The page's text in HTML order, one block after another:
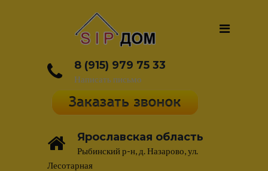
8 (915) 979 75 33
Написать письмо
Ярославская область
Рыбинский р-н, д. Назарово, ул.
Лесотарная